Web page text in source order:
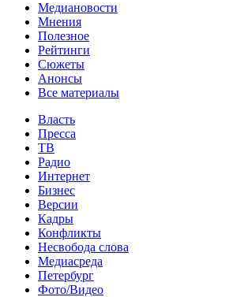
Медиановости
Мнения
Полезное
Рейтинги
Сюжеты
Анонсы
Все материалы
Власть
Пресса
ТВ
Радио
Интернет
Бизнес
Версии
Кадры
Конфликты
Несвобода слова
Медиасреда
Петербург
Фото/Видео